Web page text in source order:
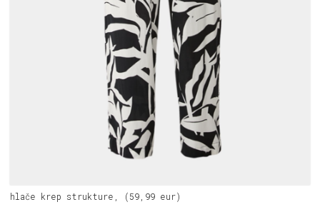
hlače krep strukture, (59,99 eur)